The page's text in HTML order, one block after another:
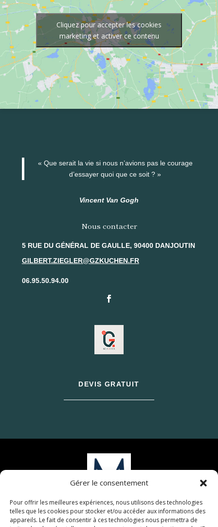
Gérer le consentement
Pour offrir les meilleures expériences, nous utilisons des technologies
telles que les cookies pour stocker et/ou accéder aux informations des
appareils. Le fait de consentir à ces technologies nous permettra de
Cliquez pour accepter les cookies
marketing et activer ce contenu
« Que serait la vie si nous n’avions pas le courage
d’essayer quoi que ce soit ? »
Vincent Van Gogh
Nous contacter
5 RUE DU GÉNÉRAL DE GAULLE, 90400 DANJOUTIN
GILBERT.ZIEGLER@GZKUCHEN.FR
06.95.50.94.00
DEVIS GRATUIT
© 2026 M Development–Mentions légales–